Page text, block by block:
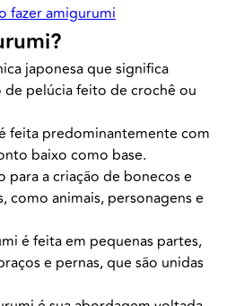
fazer amigurumi
japonesa que significa
pelúcia feito de crochê ou
feita predominantemente com
baixo como base.
a criação de bonecos e
como animais, personagens e
é feita em pequenas partes,
e pernas, que são unidas